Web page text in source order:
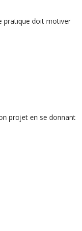
pratique doit motiver
projet en se donnant